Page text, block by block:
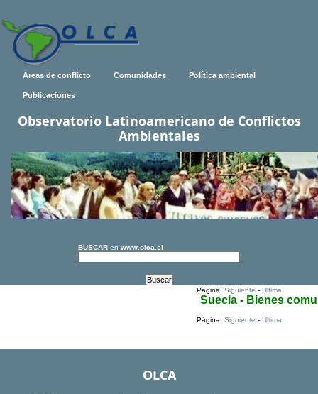
Areas de conflicto Comunidades Política ambiental
Publicaciones
Observatorio Latinoamericano de Conflictos
Ambientales
BUSCAR en www.olca.cl
Página:Siguiente -Ultima
Suecia - Bienes
Página:Siguiente -Ultima
OLCA